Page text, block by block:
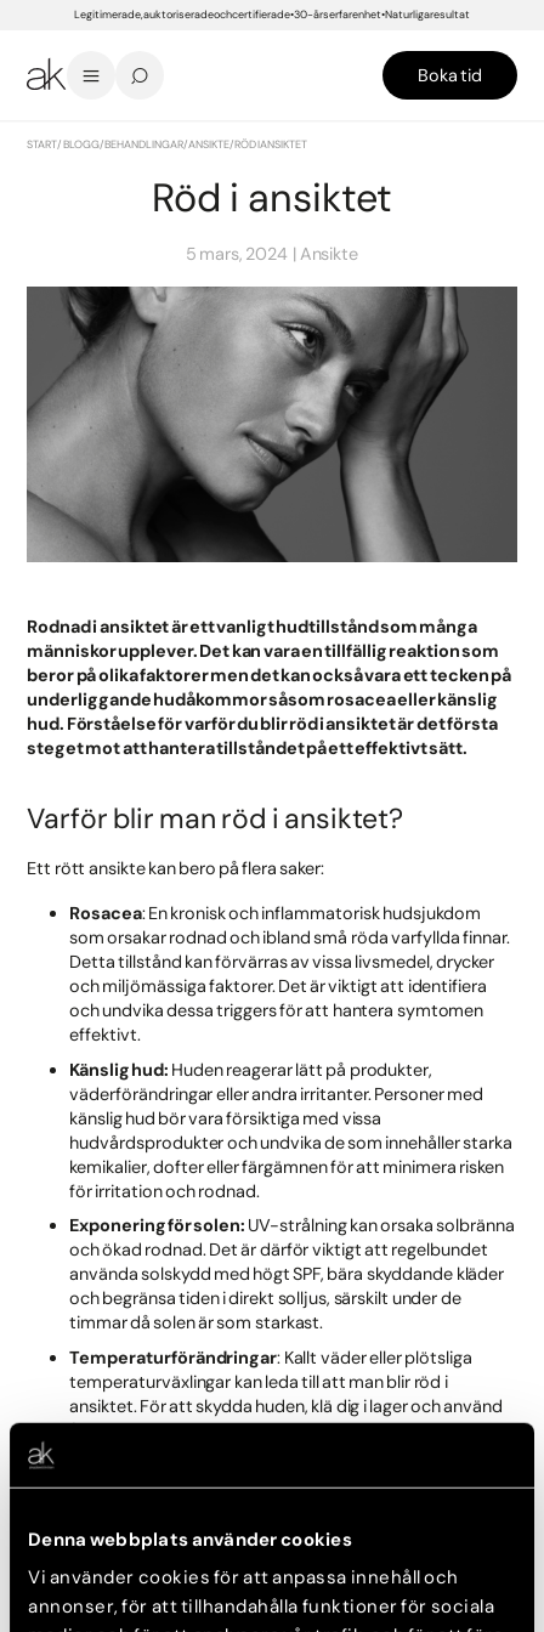
Denna webbplats använder cookies
Vi använder cookies för att anpassa innehåll och
annonser, för att tillhandahålla funktioner för sociala
Legitimerade, auktoriserade och certifierade 30-års erfarenhet Naturliga resultat
Boka tid
START/BLOGG/BEHANDLINGAR/ANSIKTE/RÖD I ANSIKTET
Röd i ansiktet
5 mars, 2024 Ansikte
Rodnad i ansiktet är ett vanligt hudtillstånd som många
människor upplever. Det kan vara en tillfällig reaktion som
beror på olika faktorer men det kan också vara ett tecken på
underliggande hudåkommor såsom rosacea eller känslig
hud. Förståelse för varför du blir röd i ansiktet är det första
steget mot att hantera tillståndet på ett effektivt sätt.
Varför blir man röd i ansiktet?
Ett rött ansikte kan bero på flera saker:
Rosacea: En kronisk och inflammatorisk hudsjukdom
som orsakar rodnad och ibland små röda varfyllda finnar.
Detta tillstånd kan förvärras av vissa livsmedel, drycker
och miljömässiga faktorer. Det är viktigt att identifiera
och undvika dessa triggers för att hantera symtomen
effektivt.
Känslig hud: Huden reagerar lätt på produkter,
väderförändringar eller andra irritanter. Personer med
känslig hud bör vara försiktiga med vissa
hudvårdsprodukter och undvika de som innehåller starka
kemikalier, dofter eller färgämnen för att minimera risken
för irritation och rodnad.
Exponering för solen: UV-strålning kan orsaka solbränna
och ökad rodnad. Det är därför viktigt att regelbundet
använda solskydd med högt SPF, bära skyddande kläder
och begränsa tiden i direkt solljus, särskilt under de
timmar då solen är som starkast.
Temperaturförändringar: Kallt väder eller plötsliga
temperaturväxlingar kan leda till att man blir röd i
ansiktet. För att skydda huden, klä dig i lager och använd
återfuktande produkter som skapar en barriär mot de
Känslomässig stress:Stress, ångest eller om man blir
finna strategier för stresshantering, såsom mindfulness,
till att minska frekvensen och intensiteten av dessa
rodnadsutbrott.